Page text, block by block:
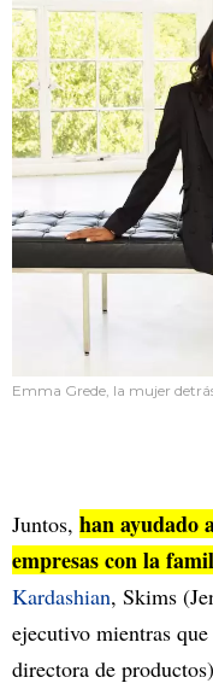
Emma Grede, la mujer
Juntos, han ayudado
empresas con la
Kardashian, Skims
ejecutivo mientras
directora de